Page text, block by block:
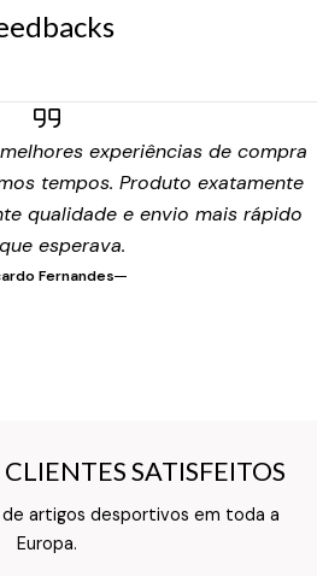
experiências de compra
tempos. Produto exatamente
qualidade e envio mais rápido
esperava.
Fernandes
SATISFEITOS
artigos desportivos em toda a
Europa.
SATISFEITOS
do Cartão de Informação